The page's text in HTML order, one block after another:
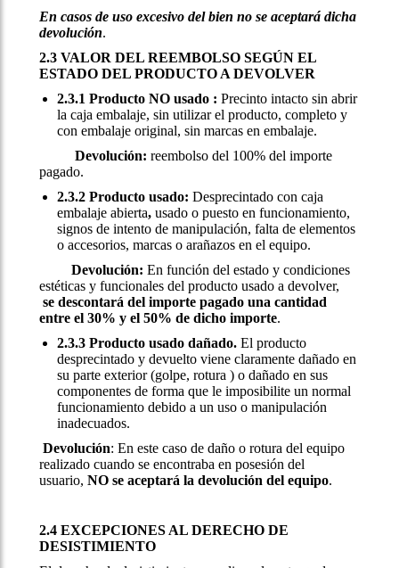
En casos de uso excesivo del bien no se aceptará dicha
devolución.
2.3 VALOR DEL REEMBOLSO SEGÚN EL
ESTADO DEL PRODUCTO A DEVOLVER
2.3.1 Producto NO usado : Precinto intacto sin abrir
la caja embalaje, sin utilizar el producto, completo y
con embalaje original, sin marcas en embalaje.
Devolución: reembolso del 100% del importe
pagado.
2.3.2 Producto usado: Desprecintado con caja
embalaje abierta, usado o puesto en funcionamiento,
signos de intento de manipulación, falta de elementos
o accesorios, marcas o arañazos en el equipo.
Devolución: En función del estado y condiciones
estéticas y funcionales del producto usado a devolver,
se descontará del importe pagado una cantidad
entre el 30% y el 50% de dicho importe.
2.3.3 Producto usado dañado. El producto
desprecintado y devuelto viene claramente dañado en
su parte exterior (golpe, rotura ) o dañado en sus
componentes de forma que le imposibilite un normal
funcionamiento debido a un uso o manipulación
inadecuados.
Devolución: En este caso de daño o rotura del equipo
realizado cuando se encontraba en posesión del
usuario, NO se aceptará la devolución del equipo.
2.4 EXCEPCIONES AL DERECHO DE
DESISTIMIENTO